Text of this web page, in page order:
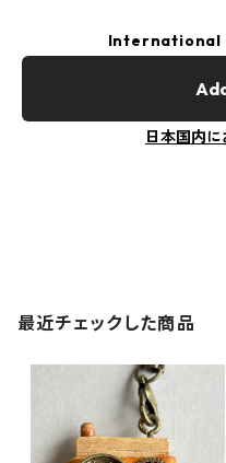
International
日本国内
最近チェックした商品